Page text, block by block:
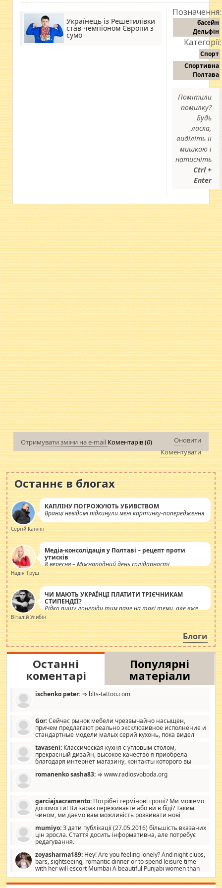
Українець із Решетилівки
став чемпіоном Європи з
сумо
Позначення:
басейн
Дельфін
Категорії:
Спорт
Спортивна
Полтава
Помітили
помилку?
Будь
ласка,
виділіть її
мишкою і
натисніть
Ctrl +
Enter
Отримувати зміни на e-mail Коментарів (0)
Оновити
Коментувати
Останнє в блогах
КАПЛІНУ ПОГРОЖУЮТЬ УБИВСТВОМ
Вранці невідомі підкинули мені картинку-попередження
Сергій Каплін
Медіа-консолідація у Полтаві – рецепт проти
утисків
8 вересня – Міжнародний день солідарності
журналістів.
Надія Труш
ЧИ МАЮТЬ УКРАЇНЦІ ПЛАТИТИ ТРІЄЧНИКАМ
СТИПЕНДІЇ?
Рідко пишу лонгріди тим паче на такі теми, але вже
просто дістало! Обурюють сьогоднішні інсенуації
навколо стипендіального питання. Штучно
роздувається ще одна соціальна катастрофа.
Віталій Улибін
Блоги
Останні
коментарі
Популярні
матеріали
ischenko peter: ⇒ blts-tattoo.com
Gor:Сейчас рынок мебели чрезвычайно насыщен,
причем предлагают реально эксклюзивное исполнение и
стандартные модели малых серий кухонь, пока видел
стандартные формы, в MebelOk, креативненько и что главное -
со вкусом все в порядке, без ненужных наворотов удорожающих
мебель, а это не последний фактор.
tavaseni: Классическая кухня с угловым столом,
прекрасный дизайн, высокое качество я приобрела
благодаря интернет магазину, контакты которого вы
romanenko sasha83: ⇒ www.radiosvoboda.org
garciajsacramento: Потрібні термінові гроші? Ми можемо
допомогти! Ви зараз переживаєте або ви в біді? Таким
чином, ми даємо вам можливість розвивати нові
допомагати людям, які намагаються дати їм шанс. Кожен
заслуговує на другий шанс, і, оскільки влада не зможе, вони
повинні приймати від інших. Для нас нема багато суми, і зрілість
витрат, а тільки узгоджених сум і нічого іншого. Не чекайте і не
коментуйте цей пост. Введіть суму, яку ви хочете подати, і ми
зв'яжемося з вами з усіма варіантами. зв'яжіться з нами
сьогодні на garciajsacramento@gmail.com Вам потрібні термінові
гроші? Ми можемо допомогти!
mumiyo:З дати публікації (27.05.2016) більшість вказаних
цін зросла. Стаття досить інформативна, але потребує
редагування.
zoyasharma189: Hey! Are you feeling lonely? And night clubs,
bars, sightseeing, romantic dinner or to spend leisure time
with her will escort Mumbai A beautiful Punjabi women than
sexy escort companion in arms that you guys feel like 5 star luxury
hotel had to spend the night in their search for loved solitaire free